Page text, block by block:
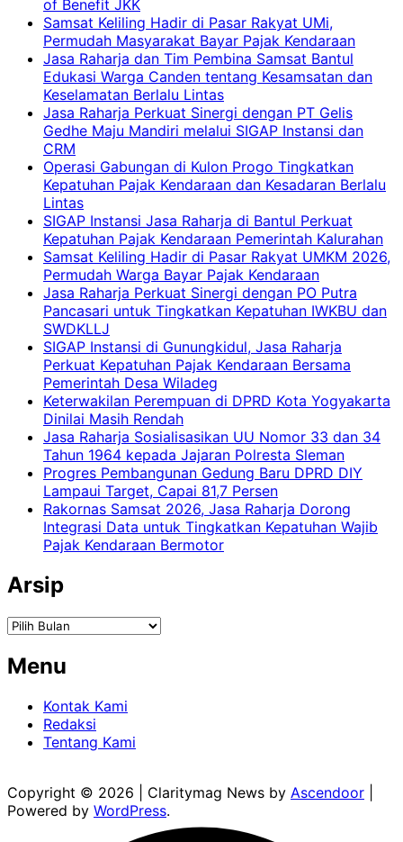
of Benefit JKK
Samsat Keliling Hadir di Pasar Rakyat UMi,
Permudah Masyarakat Bayar Pajak Kendaraan
Jasa Raharja dan Tim Pembina Samsat Bantul
Edukasi Warga Canden tentang Kesamsatan dan
Keselamatan Berlalu Lintas
Jasa Raharja Perkuat Sinergi dengan PT Gelis
Gedhe Maju Mandiri melalui SIGAP Instansi dan
CRM
Operasi Gabungan di Kulon Progo Tingkatkan
Kepatuhan Pajak Kendaraan dan Kesadaran Berlalu
Lintas
SIGAP Instansi Jasa Raharja di Bantul Perkuat
Kepatuhan Pajak Kendaraan Pemerintah Kalurahan
Samsat Keliling Hadir di Pasar Rakyat UMKM 2026,
Permudah Warga Bayar Pajak Kendaraan
Jasa Raharja Perkuat Sinergi dengan PO Putra
Pancasari untuk Tingkatkan Kepatuhan IWKBU dan
SWDKLLJ
SIGAP Instansi di Gunungkidul, Jasa Raharja
Perkuat Kepatuhan Pajak Kendaraan Bersama
Pemerintah Desa Wiladeg
Keterwakilan Perempuan di DPRD Kota Yogyakarta
Dinilai Masih Rendah
Jasa Raharja Sosialisasikan UU Nomor 33 dan 34
Tahun 1964 kepada Jajaran Polresta Sleman
Progres Pembangunan Gedung Baru DPRD DIY
Lampaui Target, Capai 81,7 Persen
Rakornas Samsat 2026, Jasa Raharja Dorong
Integrasi Data untuk Tingkatkan Kepatuhan Wajib
Pajak Kendaraan Bermotor
Arsip
Arsip
Menu
Kontak Kami
Redaksi
Tentang Kami
Copyright © 2026 | Claritymag News by Ascendoor
Powered by WordPress.